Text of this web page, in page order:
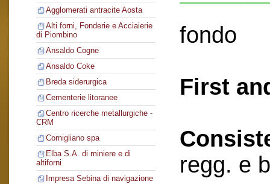
Agglomerati antracite Aosta
Alti forni, Fonderie e Acciaierie
di Piombino
Ansaldo Cogne
Ansaldo Coke
Breda siderurgica
Cementerie litoranee
Centro ricerche metallurgiche -
CRM
Cornigliano spa
Elba S.A. di miniere e di
altiforni
Impresa Sebina di navigazione
fondo
First
regg. e